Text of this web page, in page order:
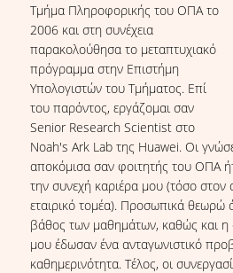
Τμήμα Πληροφορικής του ΟΠΑ το
2006 και στη συνέχεια
παρακολούθησα το μεταπτυχιακό
πρόγραμμα στην Επιστήμη
Υπολογιστών του Τμήματος. Επί
του παρόντος, εργάζομαι σαν
Senior Research Scientist στο
Noah's Ark Lab της Huawei. Οι
αποκόμισα σαν φοιτητής του ΟΠΑ
την συνεχή καριέρα μου (τόσο στον
εταιρικό τομέα). Προσωπικά θεωρώ
βάθος των μαθημάτων, καθώς και η
μου έδωσαν ένα ανταγωνιστικό
καθημερινότητα. Τέλος, οι